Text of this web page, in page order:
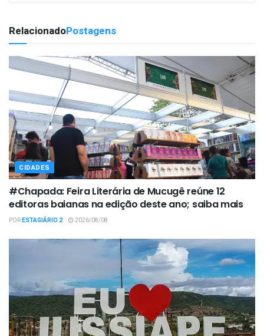
RelacionadoPostagens
CIDADES
#Chapada: Feira Literária de Mucugê reúne 12
editoras baianas na edição deste ano; saiba mais
PORESTAGIÁRIO 2 2026/08/08